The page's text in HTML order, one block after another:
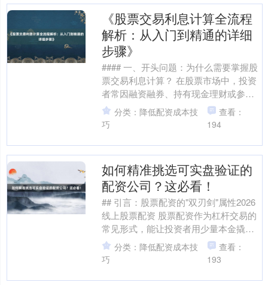
《股票交易利息计算全流程
解析：从入门到精通的详细
步骤》
#### 一、开头问题：为什么需要掌握股
票交易利息计算？ 在股票市场中，投资
者常因融资融券、持有现金理财或参与
国债逆回购等操作产生利息成本或收
益。然而，许多新手....
分类：降低配资成本技
巧
查看：
194
如何精准挑选可实盘验证的
配资公司？这必看！
## 引言：股票配资的"双刃剑"属性2026
线上股票配资 股票配资作为杠杆交易的
常见形式，能让投资者用少量本金撬动
更大收益，但同时也放大了风险。据
2023年某第....
分类：降低配资成本技
巧
查看：
193